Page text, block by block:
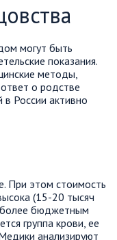
могут быть
показания.
методы,
о родстве
в России активно
При этом стоимость
(15-20 тысяч
бюджетным
группа крови, ее
анализируют